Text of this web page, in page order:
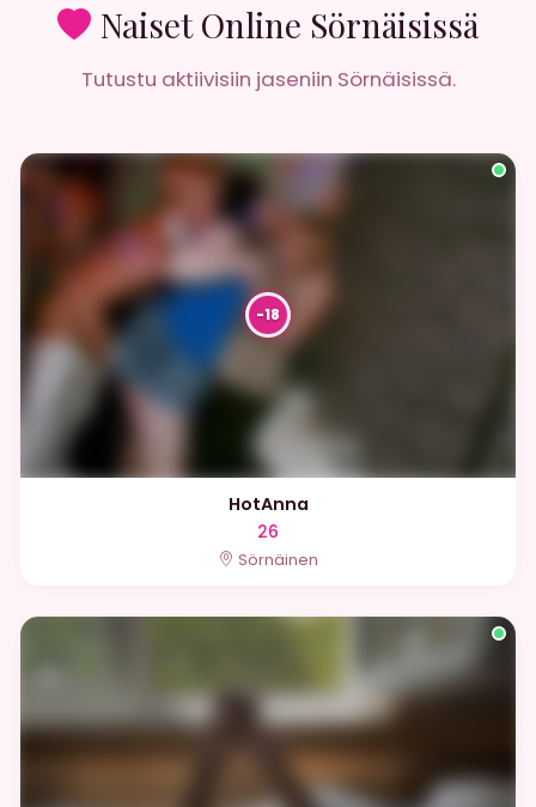
Naiset Online Sörnäisissä
Tutustu aktiivisiin jaseniin Sörnäisissä.
HotAnna
26
Sörnäinen